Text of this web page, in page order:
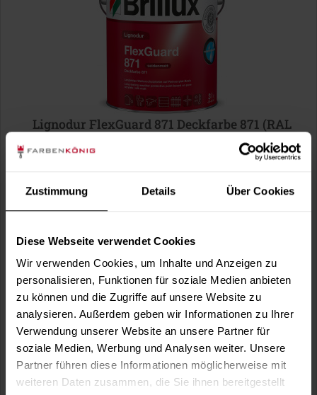
Zustimmung Details Über Cookies
Diese Webseite verwendet Cookies
Wir verwenden Cookies, um Inhalte und Anzeigen zu
personalisieren, Funktionen für soziale Medien anbieten
zu können und die Zugriffe auf unsere Website zu
analysieren. Außerdem geben wir Informationen zu Ihrer
Verwendung unserer Website an unsere Partner für
soziale Medien, Werbung und Analysen weiter. Unsere
Partner führen diese Informationen möglicherweise mit
weiteren Daten zusammen, die Sie ihnen bereitgestellt
Lignodur FlexGuard 871 Deckfarbe 871 (RAL
wasserbasiert, hoch wetterbeständig, diffusionsfähig,
Verfügbare Varianten
0,75 Liter
3 Liter
1 weitere